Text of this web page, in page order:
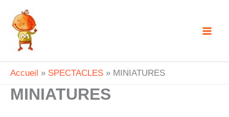
contenu
Accueil SPECTACLES MINIATURES
MINIATURES